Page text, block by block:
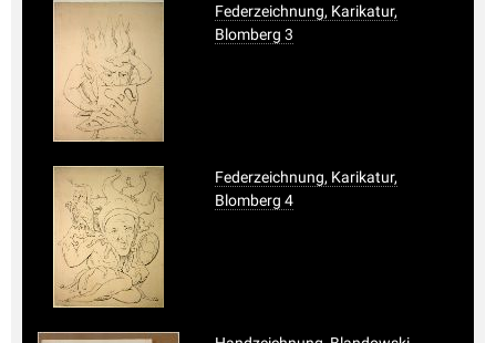
Federzeichnung, Karikatur,
Blomberg 3
Federzeichnung, Karikatur,
Blomberg 4